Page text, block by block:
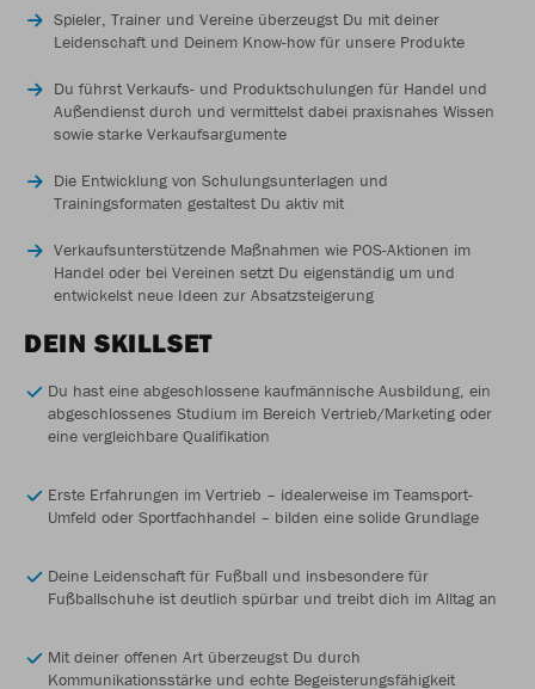
Spieler, Trainer und Vereine überzeugst Du mit deiner
Leidenschaft und Deinem Know-how für unsere Produkte
Du führst Verkaufs- und Produktschulungen für Handel und
Außendienst durch und vermittelst dabei praxisnahes Wissen
sowie starke Verkaufsargumente
Die Entwicklung von Schulungsunterlagen und
Trainingsformaten gestaltest Du aktiv mit
Verkaufsunterstützende Maßnahmen wie POS-Aktionen im
Handel oder bei Vereinen setzt Du eigenständig um und
entwickelst neue Ideen zur Absatzsteigerung
DEIN SKILLSET
Du hast eine abgeschlossene kaufmännische Ausbildung, ein
abgeschlossenes Studium im Bereich Vertrieb/Marketing oder
eine vergleichbare Qualifikation
Erste Erfahrungen im Vertrieb – idealerweise im Teamsport-
Umfeld oder Sportfachhandel – bilden eine solide Grundlage
Deine Leidenschaft für Fußball und insbesondere für
Fußballschuhe ist deutlich spürbar und treibt dich im Alltag an
Mit deiner offenen Art überzeugst Du durch
Kommunikationsstärke und echte Begeisterungsfähigkeit